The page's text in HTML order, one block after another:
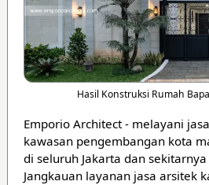
Hasil Konstruksi Rumah
Emporio Architect - melayani
kawasan pengembangan kota
di seluruh Jakarta dan sekitarnya
Jangkauan layanan jasa arsitek